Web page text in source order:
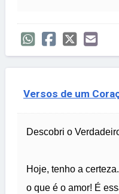
Versos de um
Descobri o
Hoje, tenho a
o que é o amor! É